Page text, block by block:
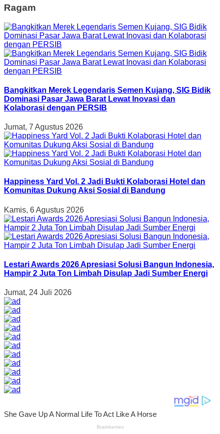
Ragam
Bangkitkan Merek Legendaris Semen Kujang, SIG Bidik
Dominasi Pasar Jawa Barat Lewat Inovasi dan
Kolaborasi dengan PERSIB
Jumat, 7 Agustus 2026
Happiness Yard Vol. 2 Jadi Bukti Kolaborasi Hotel dan
Komunitas Dukung Aksi Sosial di Bandung
Kamis, 6 Agustus 2026
Lestari Awards 2026 Apresiasi Solusi Bangun Indonesia,
Hampir 2 Juta Ton Limbah Disulap Jadi Sumber Energi
Jumat, 24 Juli 2026